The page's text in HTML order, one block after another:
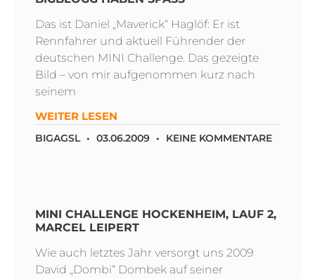
Das ist Daniel „Maverick“ Haglöf: Er ist
Rennfahrer und aktuell Führender der
deutschen MINI Challenge. Das gezeigte
Bild – von mir aufgenommen kurz nach
seinem
WEITER LESEN
BIGAGSL 03.06.2009 KEINE KOMMENTARE
MINI CHALLENGE HOCKENHEIM, LAUF 2,
MARCEL LEIPERT
Wie auch letztes Jahr versorgt uns 2009
David „Dombi“ Dombek auf seiner